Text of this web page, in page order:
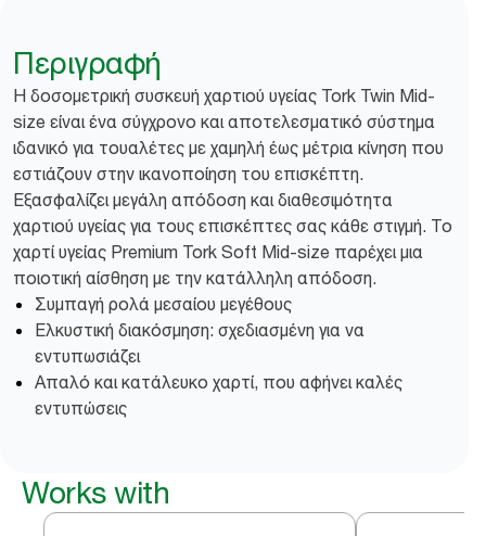
Περιγραφή
Η δοσομετρική συσκευή χαρτιού υγείας Tork Twin Mid-
size είναι ένα σύγχρονο και αποτελεσματικό σύστημα
ιδανικό για τουαλέτες με χαμηλή έως μέτρια κίνηση που
εστιάζουν στην ικανοποίηση του επισκέπτη.
Εξασφαλίζει μεγάλη απόδοση και διαθεσιμότητα
χαρτιού υγείας για τους επισκέπτες σας κάθε στιγμή. Το
χαρτί υγείας Premium Tork Soft Mid-size παρέχει μια
ποιοτική αίσθηση με την κατάλληλη απόδοση.
Συμπαγή ρολά μεσαίου μεγέθους
Ελκυστική διακόσμηση: σχεδιασμένη για να
εντυπωσιάζει
Απαλό και κατάλευκο χαρτί, που αφήνει καλές
εντυπώσεις
Works with